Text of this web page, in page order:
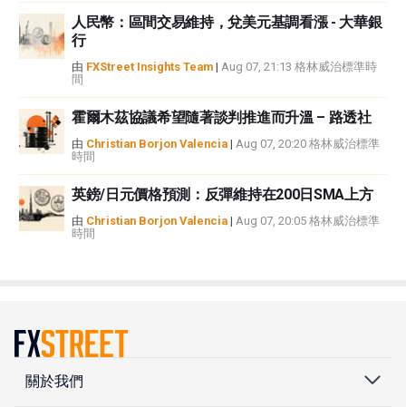
人民幣：區間交易維持，兌美元基調看漲 - 大華銀
行
由 FXStreet Insights Team | Aug 07, 21:13 格林威治標準時
間
霍爾木茲協議希望隨著談判推進而升溫 – 路透社
由 Christian Borjon Valencia | Aug 07, 20:20 格林威治標準
時間
英鎊/日元價格預測：反彈維持在200日SMA上方
由 Christian Borjon Valencia | Aug 07, 20:05 格林威治標準
時間
關於我們